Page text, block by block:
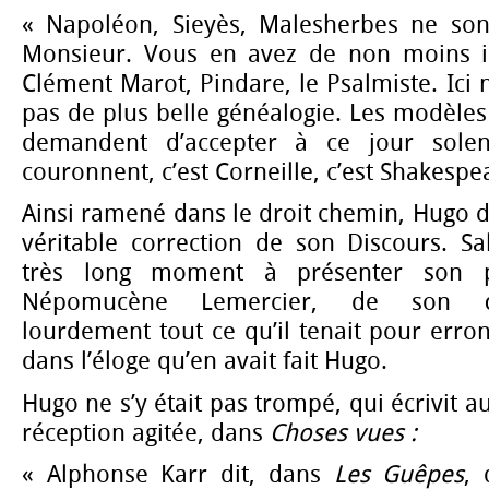
« Napoléon, Sieyès, Malesherbes ne
Monsieur. Vous en avez de non moins
Clément Marot, Pindare, le Psalmiste. Ici
pas de plus belle généalogie. Les
demandent d’accepter à ce jour
couronnent, c’est Corneille, c’est
Ainsi ramené dans le droit chemin, Hugo
véritable correction de son Discours.
très long moment à présenter son
Népomucène Lemercier, de son
lourdement tout ce qu’il tenait pour
dans l’éloge qu’en avait fait Hugo.
Hugo ne s’y était pas trompé, qui écrivit
réception agitée, dans Choses vues :
« Alphonse Karr dit, dans Les Guêpes,